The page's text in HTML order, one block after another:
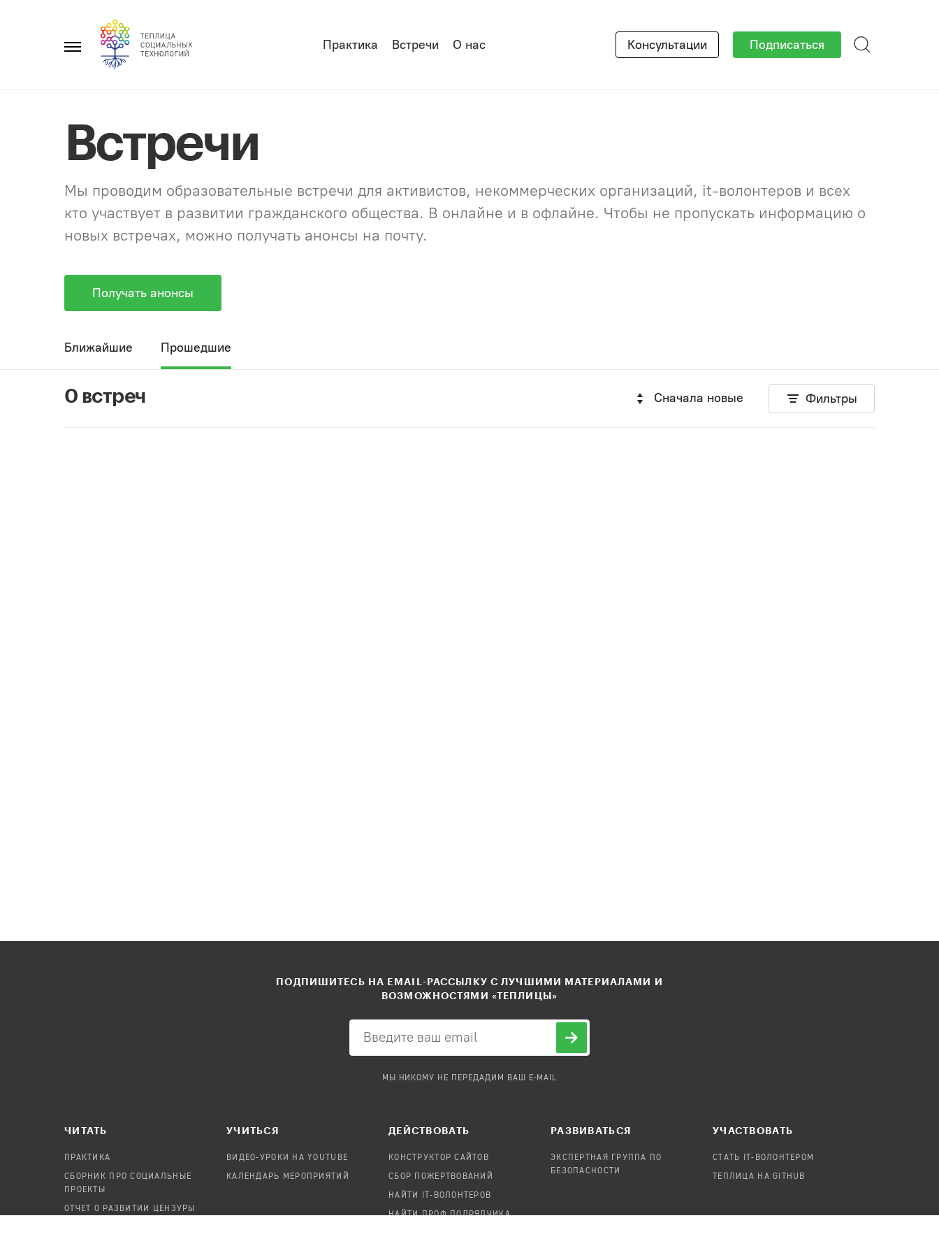
Главное
Практика Встречи О нас Консультации Подписаться
Встречи
Мы проводим образовательные встречи для активистов, некоммерческих организаций, it-волонтеров и всех
кто участвует в развитии гражданского общества. В онлайне и в офлайне. Чтобы не пропускать информацию о
новых встречах, можно получать анонсы на почту.
Получать анонсы
Ближайшие Прошедшие
0 встреч Сначала новые Фильтры
ПОДПИШИТЕСЬ НА EMAIL-РАССЫЛКУ С ЛУЧШИМИ МАТЕРИАЛАМИ И
ВОЗМОЖНОСТЯМИ «ТЕПЛИЦЫ»
МЫ НИКОМУ НЕ ПЕРЕДАДИМ ВАШ E-MAIL
ЧИТАТЬ
ПРАКТИКА
СБОРНИК ПРО СОЦИАЛЬНЫЕ
ПРОЕКТЫ
ОТЧЕТ О РАЗВИТИИ ЦЕНЗУРЫ
УЧИТЬСЯ
ВИДЕО-УРОКИ НА YOUTUBE
КАЛЕНДАРЬ МЕРОПРИЯТИЙ
ДЕЙСТВОВАТЬ
КОНСТРУКТОР САЙТОВ
СБОР ПОЖЕРТВОВАНИЙ
НАЙТИ IT-ВОЛОНТЕРОВ
НАЙТИ ПРОФ.ПОДРЯДЧИКА
РАЗВИВАТЬСЯ
ЭКСПЕРТНАЯ ГРУППА ПО
БЕЗОПАСНОСТИ
УЧАСТВОВАТЬ
СТАТЬ IT-ВОЛОНТЕРОМ
ТЕПЛИЦА НА GITHUB